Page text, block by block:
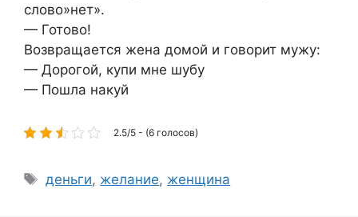
слово»нет».
— Готово!
Возвращается жена домой и говорит мужу:
— Дорогой, купи мне шубу
— Пошла накуй
2.5/5 - (6 голосов)
Метки
деньги, желание, женщина